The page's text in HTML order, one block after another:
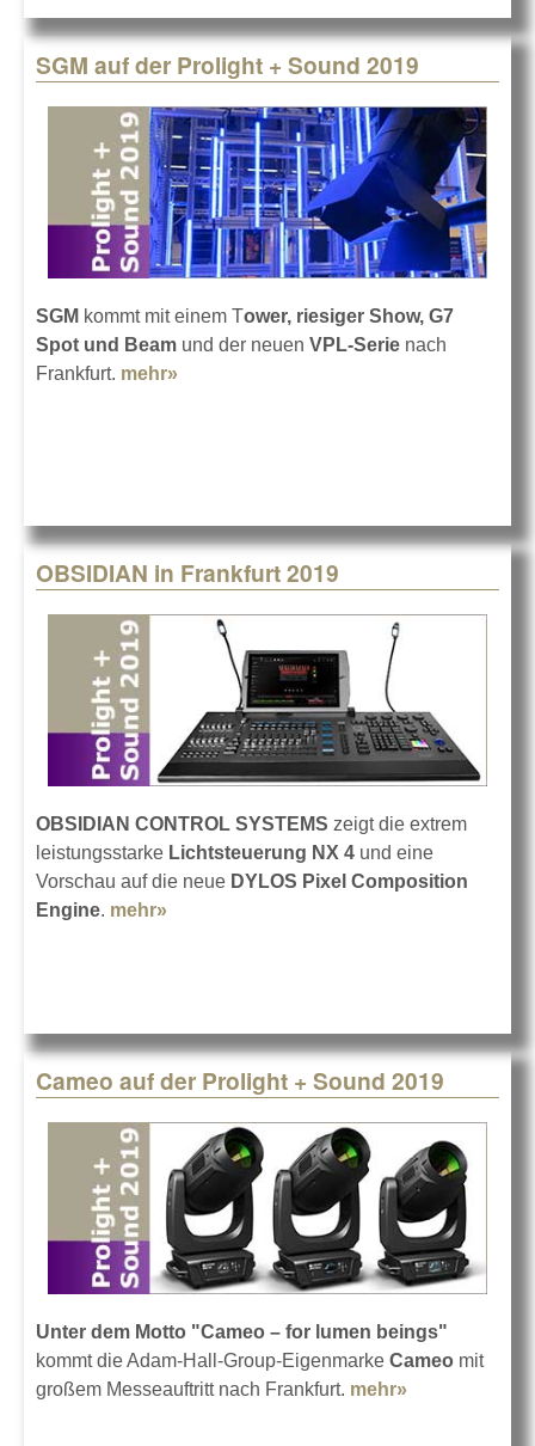
SGM auf der Prolight + Sound 2019
SGM kommt mit einem Tower, riesiger Show, G7
Spot und Beam und der neuen VPL-Serie nach
Frankfurt. mehr»
OBSIDIAN in Frankfurt 2019
OBSIDIAN CONTROL SYSTEMS zeigt die extrem
leistungsstarke Lichtsteuerung NX 4 und eine
Vorschau auf die neue DYLOS Pixel Composition
Engine. mehr»
Cameo auf der Prolight + Sound 2019
Unter dem Motto "Cameo – for lumen beings"
kommt die Adam-Hall-Group-Eigenmarke Cameo mit
großem Messeauftritt nach Frankfurt. mehr»